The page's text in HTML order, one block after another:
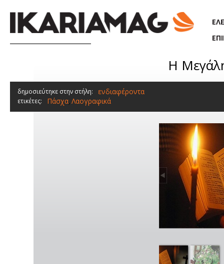
Η
δημοσιεύτηκε στην στήλη: ενδιαφέροντα
ετικέτες: Πάσχα, Λαογραφικά